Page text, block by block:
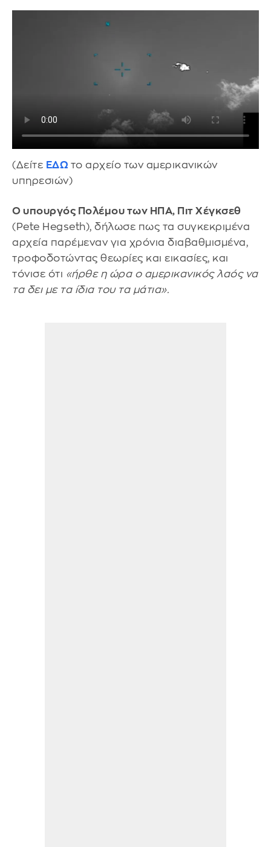
(Δείτε ΕΔΩ το αρχείο των αμερικανικών
υπηρεσιών)
Ο υπουργός Πολέμου των ΗΠΑ, Πιτ Χέγκσεθ
(Pete Hegseth), δήλωσε πως τα συγκεκριμένα
αρχεία παρέμεναν για χρόνια διαβαθμισμένα,
τροφοδοτώντας θεωρίες και εικασίες, και
τόνισε ότι «ήρθε η ώρα ο αμερικανικός λαός να
τα δει με τα ίδια του τα μάτια».